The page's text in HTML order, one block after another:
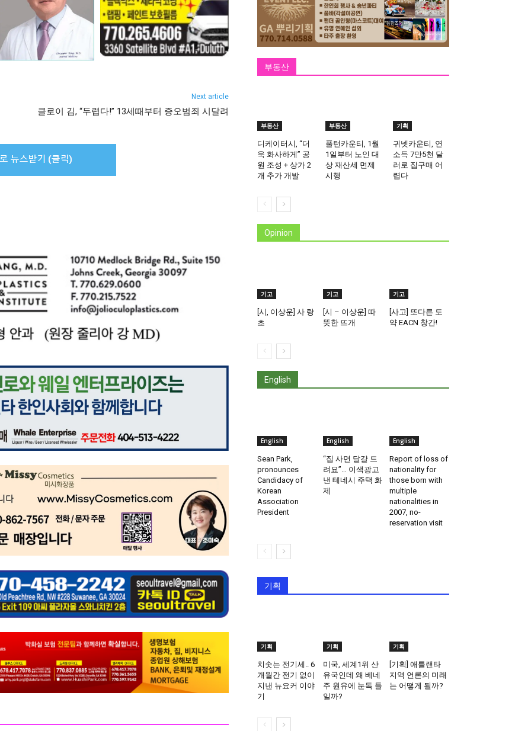
Next article
클로이 김, “두렵다!” 13세때부터 증오범죄 시달려
부동산
부동산
디케이터시, “더
욱 화사하게” 공
원 조성 + 상가 2
개 추가 개발
부동산
풀턴카운티, 1월
1일부터 노인 대
상 재산세 면제
시행
기획
귀넷카운티, 연
소득 7만5천 달
러로 집구매 어
렵다
Opinion
기고
[시, 이상운] 사 랑
초
기고
[시 – 이상운] 따
뜻한 뜨개
기고
[사고] 또다른 도
약 EACN 창간!
English
English
Sean Park,
pronounces
Candidacy of
Korean
Association
President
English
“집 사면 달걀 드
려요”… 이색광고
낸 테네시 주택 화
제
English
Report of loss of
nationality for
those born with
multiple
nationalities in
2007, no-
reservation visit
기획
기획
치솟는 전기세.. 6
개월간 전기 없이
지낸 뉴요커 이야
기
기획
미국, 세계1위 산
유국인데 왜 베네
주 원유에 눈독 들
일까?
기획
[기획] 애틀랜타
지역 언론의 미래
는 어떻게 될까?